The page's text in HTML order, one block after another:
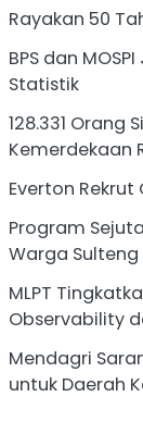
Rayakan 50
BPS dan
Statistik
128.331 Orang
Kemerdekaan
Everton
Program
Warga Sulteng
MLPT
Observability
Mendagri
untuk Daerah